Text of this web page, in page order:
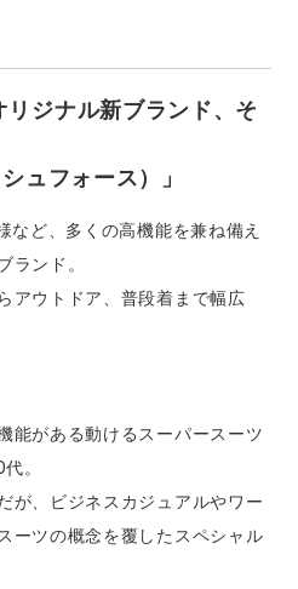
ジナル新ブランド、そ
ュフォース）」
ど、多くの高機能を兼ね備え
ランド。
アウトドア、普段着まで幅広
能がある動けるスーパースーツ
。
が、ビジネスカジュアルやワー
ーツの概念を覆したスペシャル